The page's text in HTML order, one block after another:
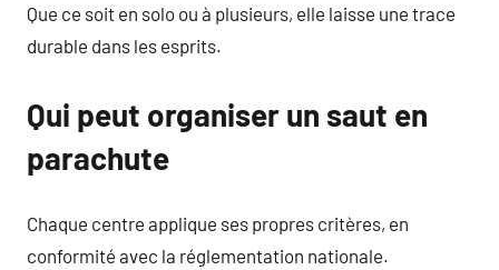
Que ce soit en solo ou à plusieurs, elle laisse une trace
durable dans les esprits.
Qui peut organiser un saut en
parachute
Chaque centre applique ses propres critères, en
conformité avec la réglementation nationale.